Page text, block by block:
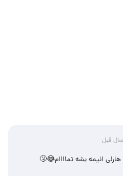
انیمه بشه تماااام😂🤧